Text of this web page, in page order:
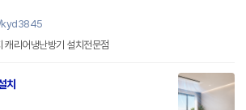
kyd3845
캐리어냉난방기 설치전문점
치